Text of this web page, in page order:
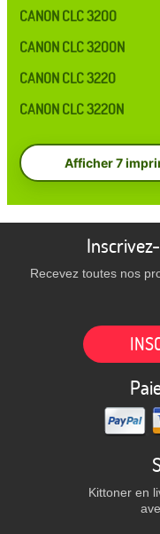
CANON CLC 3200
CANON CLC 3200N
CANON CLC 3220
CANON CLC 3220N
Afficher 7
Recevez toutes nos
Kittoner en